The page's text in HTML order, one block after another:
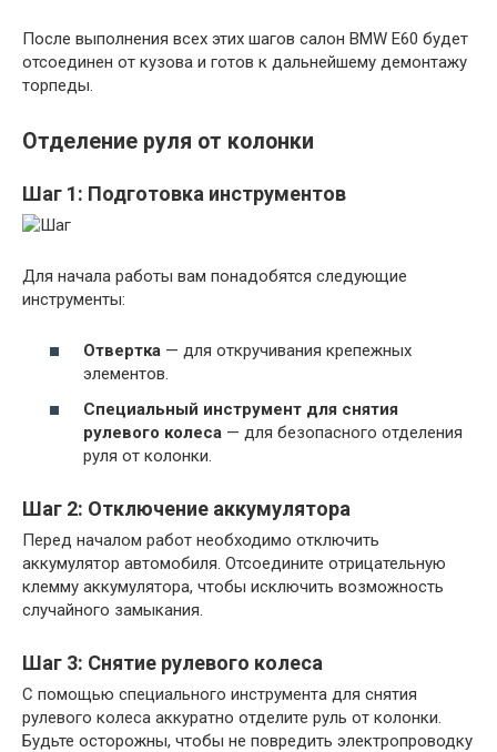
После выполнения всех этих шагов салон BMW E60 будет
отсоединен от кузова и готов к дальнейшему демонтажу
торпеды.
Отделение руля от колонки
Шаг 1: Подготовка инструментов
Для начала работы вам понадобятся следующие
инструменты:
Отвертка — для откручивания крепежных
элементов.
Специальный инструмент для снятия
рулевого колеса — для безопасного отделения
руля от колонки.
Шаг 2: Отключение аккумулятора
Перед началом работ необходимо отключить
аккумулятор автомобиля. Отсоедините отрицательную
клемму аккумулятора, чтобы исключить возможность
случайного замыкания.
Шаг 3: Снятие рулевого колеса
С помощью специального инструмента для снятия
рулевого колеса аккуратно отделите руль от колонки.
Будьте осторожны, чтобы не повредить электропроводку